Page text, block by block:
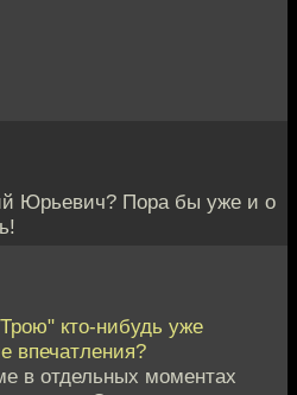
Юрьевич? Пора бы уже и о
кто-нибудь уже
впечатления?
в отдельных моментах